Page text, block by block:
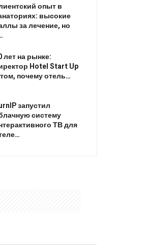
опыт в
высокие
за лечение, но
лет на рынке:
Hotel Start Up
почему отель…
запустил
систему
ТВ для